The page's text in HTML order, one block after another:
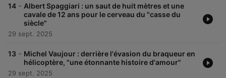
14 - Albert Spaggiari : un saut de huit mètres et une
cavale de 12 ans pour le cerveau du "casse du
siècle"
29 sept. 2025
13 - Michel Vaujour : derrière l'évasion du braqueur en
hélicoptère, "une étonnante histoire d'amour"
29 sept. 2025